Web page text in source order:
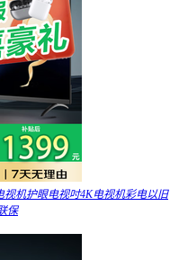
视机护眼电视吋4K电视机彩电以旧
保